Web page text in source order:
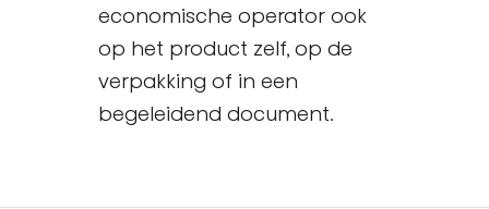
economische operator ook
op het product zelf, op de
verpakking of in een
begeleidend document.